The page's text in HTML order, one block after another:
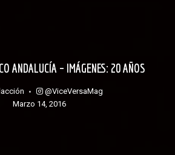
ANDALUCÍA – IMÁGENES: 20 AÑOS
@ViceVersaMag
marzo 14, 2016